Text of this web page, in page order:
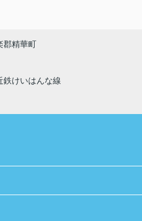
郡精華町
鉄けいはんな線